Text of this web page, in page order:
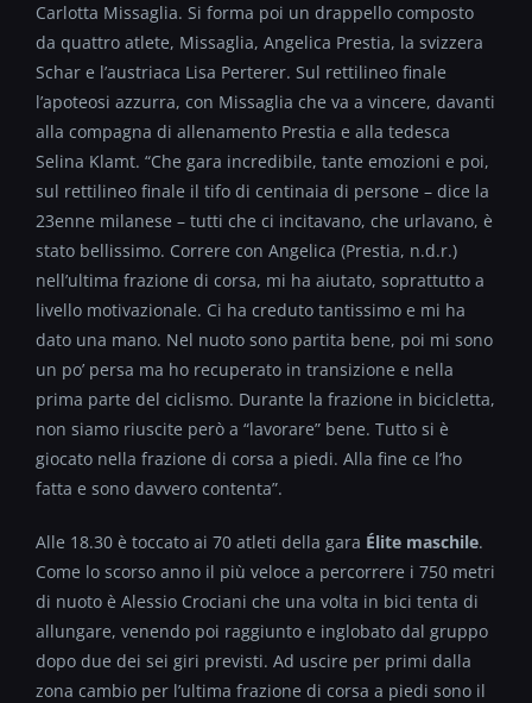
Carlotta Missaglia. Si forma poi un drappello composto
da quattro atlete, Missaglia, Angelica Prestia, la svizzera
Schar e l’austriaca Lisa Perterer. Sul rettilineo finale
l’apoteosi azzurra, con Missaglia che va a vincere, davanti
alla compagna di allenamento Prestia e alla tedesca
Selina Klamt. “Che gara incredibile, tante emozioni e poi,
sul rettilineo finale il tifo di centinaia di persone – dice la
23enne milanese – tutti che ci incitavano, che urlavano, è
stato bellissimo. Correre con Angelica (Prestia, n.d.r.)
nell’ultima frazione di corsa, mi ha aiutato, soprattutto a
livello motivazionale. Ci ha creduto tantissimo e mi ha
dato una mano. Nel nuoto sono partita bene, poi mi sono
un po’ persa ma ho recuperato in transizione e nella
prima parte del ciclismo. Durante la frazione in bicicletta,
non siamo riuscite però a “lavorare” bene. Tutto si è
giocato nella frazione di corsa a piedi. Alla fine ce l’ho
fatta e sono davvero contenta”.
Alle 18.30 è toccato ai 70 atleti della gara Élite maschile.
Come lo scorso anno il più veloce a percorrere i 750 metri
di nuoto è Alessio Crociani che una volta in bici tenta di
allungare, venendo poi raggiunto e inglobato dal gruppo
dopo due dei sei giri previsti. Ad uscire per primi dalla
zona cambio per l’ultima frazione di corsa a piedi sono il